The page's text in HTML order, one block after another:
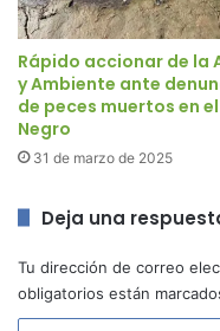
Rápido accionar de la
y Ambiente ante
de peces muertos en
Negro
31 de marzo de 2025
Deja una
Tu dirección de correo
obligatorios están